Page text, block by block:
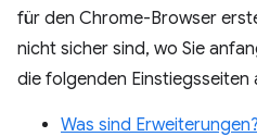
für den Chrome-Browser
nicht sicher sind, wo Sie
die folgenden Einstiegsseiten
Was sind Erweiterungen?